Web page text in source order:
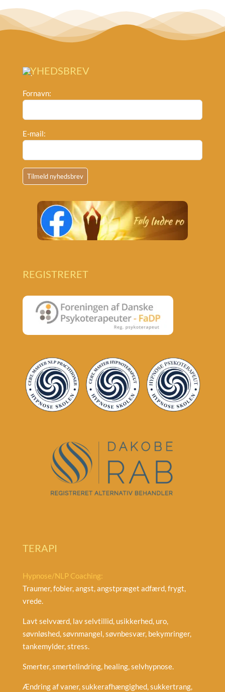
NYHEDSBREV
Fornavn:
E-mail:
REGISTRERET
TERAPI
Hypnose/NLP Coaching:
Traumer, fobier, angst, angstpræget adfærd, frygt,
vrede.
Lavt selvværd, lav selvtillid, usikkerhed, uro,
søvnløshed, søvnmangel, søvnbesvær, bekymringer,
tankemylder, stress.
Smerter, smertelindring, healing, selvhypnose.
Ændring af vaner, sukkerafhængighed, sukkertrang,